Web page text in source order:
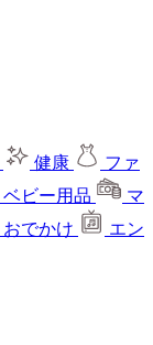
健康
ファ
ベビー用品
マ
おでかけ
エン